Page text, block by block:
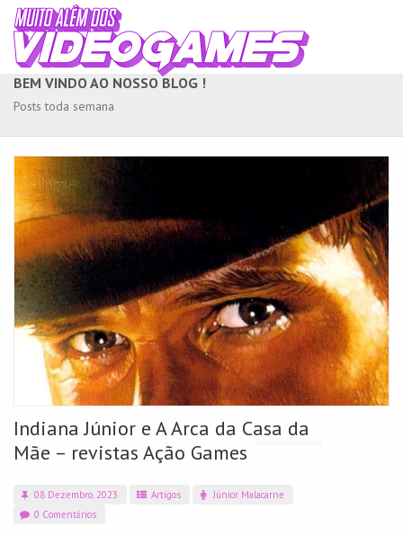
BEM VINDO AO NOSSO BLOG !
Posts toda semana
Indiana Júnior e A Arca da Casa da
Mãe – revistas Ação Games
08 Dezembro. 2023 Artigos
Júnior Malacarne
0 Comentários